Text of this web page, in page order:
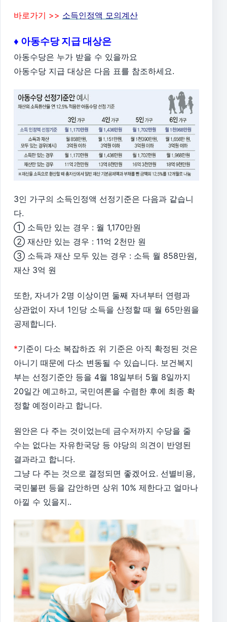
바로가기 >> 소득인정액 모의계산
♦ 아동수당 지급 대상은
아동수당은 누가 받을 수 있을까요
아동수당 지급 대상은 다음 표를 참조하세요.
3인 가구의 소득인정액 선정기준은 다음과 같습니
다.
① 소득만 있는 경우 : 월 1,170만원
② 재산만 있는 경우 : 11억 2천만 원
③ 소득과 재산 모두 있는 경우 : 소득 월 858만원,
재산 3억 원
또한, 자녀가 2명 이상이면 둘째 자녀부터 연령과
상관없이 자녀 1인당 소득을 산정할 때 월 65만원을
공제합니다.
*기준이 다소 복잡하죠 위 기준은 아직 확정된 것은
아니기 때문에 다소 변동될 수 있습니다. 보건복지
부는 선정기준안 등을 4월 18일부터 5월 8일까지
20일간 예고하고, 국민여론을 수렴한 후에 최종 확
정할 예정이라고 합니다.
원안은 다 주는 것이었는데 금수저까지 수당을 줄
수는 없다는 자유한국당 등 야당의 의견이 반영된
결과라고 합니다.
그냥 다 주는 것으로 결정되면 좋겠어요. 선별비용,
국민불편 등을 감안하면 상위 10% 제한다고 얼마나
아낄 수 있을지..